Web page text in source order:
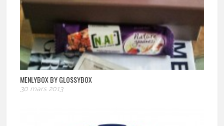
MENLYBOX BY GLOSSYBOX
30 mars 2013